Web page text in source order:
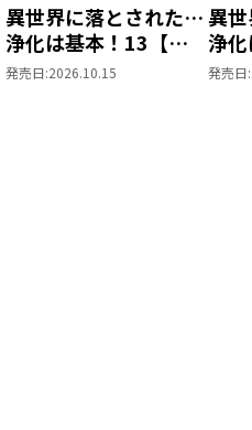
異世界に落とされた…
浄化は基本！13【ピ
ッコマ限定SS付き】
発売日:2026.10.15
異
浄
発売日: